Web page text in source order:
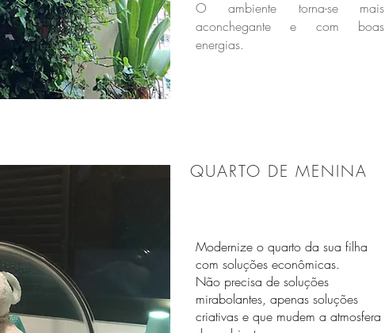
O ambiente torna-se mais
aconchegante e com boas
energias.
QUARTO DE MENINA
Modernize o quarto da sua filha
com soluções econômicas.
Não precisa de soluções
mirabolantes, apenas soluções
criativas e que mudem a atmosfera